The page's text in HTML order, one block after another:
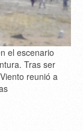
el escenario
Tras ser
reunió a